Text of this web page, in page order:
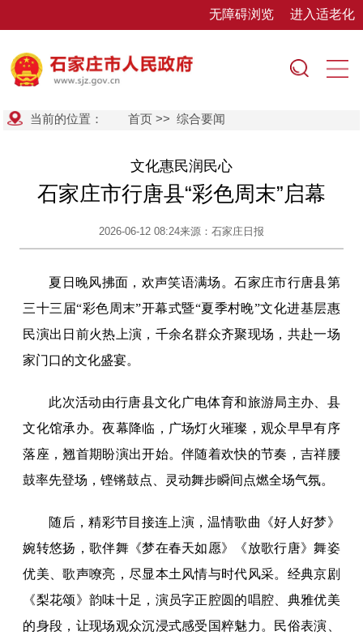
无障碍浏览 进入适老化
当前的位置： 首页 >>综合要闻
文化惠民润民心
石家庄市行唐县“彩色周末”启幕
2026-06-12 08:24来源：石家庄日报
夏日晚风拂面，欢声笑语满场。石家庄市行唐县第
三十三届“彩色周末”开幕式暨“夏季村晚”文化进基层惠
民演出日前火热上演，千余名群众齐聚现场，共赴一场
家门口的文化盛宴。
此次活动由行唐县文化广电体育和旅游局主办、县
文化馆承办。夜幕降临，广场灯火璀璨，观众早早有序
落座，翘首期盼演出开始。伴随着欢快的节奏，吉祥腰
鼓率先登场，铿锵鼓点、灵动舞步瞬间点燃全场气氛。
随后，精彩节目接连上演，温情歌曲《好人好梦》
婉转悠扬，歌伴舞《梦在春天如愿》《放歌行唐》舞姿
优美、歌声嘹亮，尽显本土风情与时代风采。经典京剧
《梨花颂》韵味十足，演员字正腔圆的唱腔、典雅优美
的身段，让现场观众沉浸式感受国粹魅力。民俗表演、